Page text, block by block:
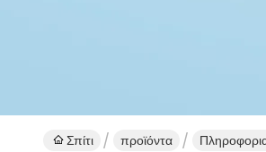
Σπίτι προϊόντα